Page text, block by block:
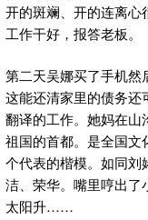
开的斑斓、开的连离心
工作干好，报答老板。
第二天吴娜买了手机然
这能还清家里的债务还
翻译的工作。她妈在山
祖国的首都。是全国文
个代表的楷模。如同刘
洁、荣华。嘴里哼出了
太阳升……